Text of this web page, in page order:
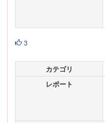
3
カテゴリ
レポート